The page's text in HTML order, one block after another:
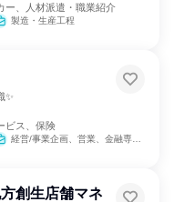
ー、人材派遣・職業紹介
製造・生産工程
✨
ビス、保険
経営/事業企画、営業、金融専門職、経理/税務/財務、人事、総務、法務/知財、IT、広報/IR、組織運営管理・公務員・事務系職種、商品企画、マーケティング・広告・宣伝
創生店舗マネ